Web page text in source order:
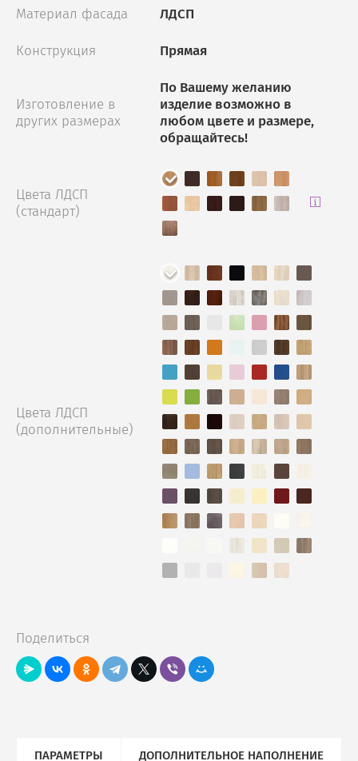
Материал фасада ЛДСП
Конструкция Прямая
Изготовление в
других размерах
По Вашему желанию
изделие возможно в
любом цвете и размере,
обращайтесь!
Цвета ЛДСП
(стандарт)
Цвета ЛДСП
(дополнительные)
Поделиться
ПАРАМЕТРЫ ДОПОЛНИТЕЛЬНОЕ НАПОЛНЕНИЕ